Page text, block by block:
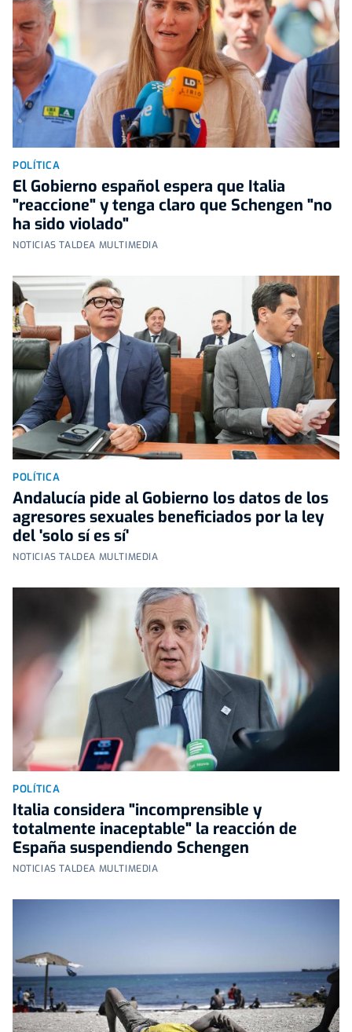
POLÍTICA
El Gobierno español espera que Italia
"reaccione" y tenga claro que Schengen "no
ha sido violado"
NOTICIAS TALDEA MULTIMEDIA
POLÍTICA
Andalucía pide al Gobierno los datos de los
agresores sexuales beneficiados por la ley
del 'solo sí es sí'
NOTICIAS TALDEA MULTIMEDIA
POLÍTICA
Italia considera "incomprensible y
totalmente inaceptable" la reacción de
España suspendiendo Schengen
NOTICIAS TALDEA MULTIMEDIA